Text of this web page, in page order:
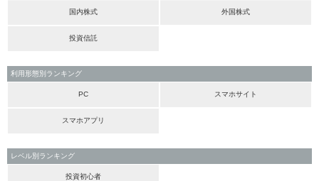
国内株式 外国株式
投資信託
利用形態別ランキング
PC スマホサイト
スマホアプリ
レベル別ランキング
投資初心者